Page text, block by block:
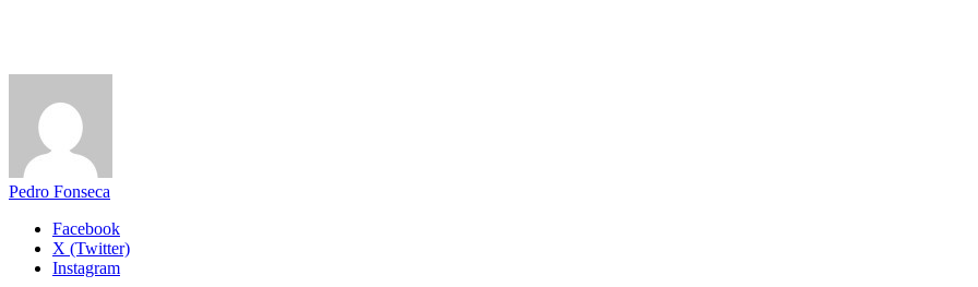
Pedro Fonseca
Facebook
X (Twitter)
Instagram